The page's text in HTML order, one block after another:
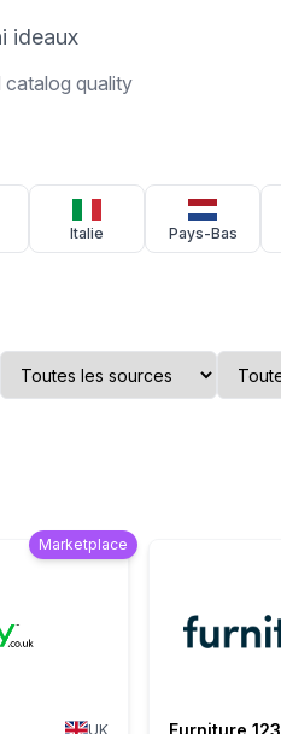
ideaux
catalog quality
Italie Pays-Bas
Marketplace
UK
Furniture 123